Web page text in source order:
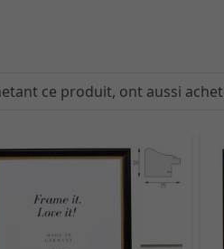
ce produit, ont aussi